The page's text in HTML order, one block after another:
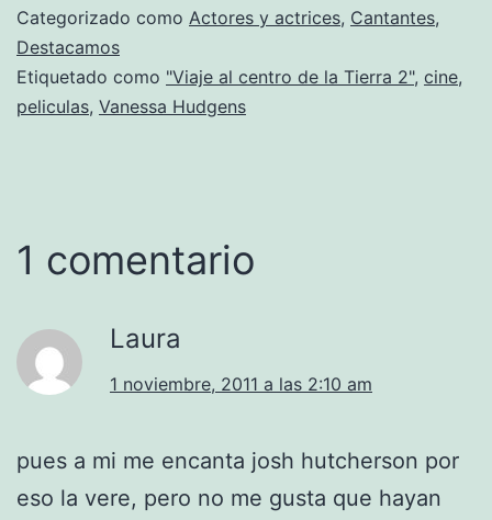
Categorizado como Actores y actrices, Cantantes,
Destacamos
Etiquetado como "Viaje al centro de la Tierra 2", cine,
peliculas, Vanessa Hudgens
1 comentario
Laura
1 noviembre, 2011 a las 2:10 am
pues a mi me encanta josh hutcherson por
eso la vere, pero no me gusta que hayan